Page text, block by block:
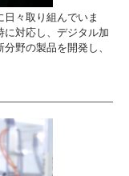
々取り組んでいま
に対応し、デジタル加
野の製品を開発し、